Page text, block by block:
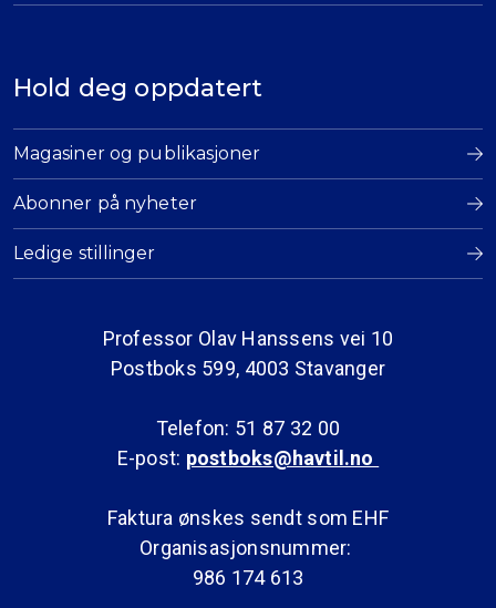
Hold deg oppdatert
Magasiner og publikasjoner
Abonner på nyheter
Ledige stillinger
Professor Olav Hanssens vei 10
Postboks 599, 4003 Stavanger
Telefon: 51 87 32 00
E-post: postboks@havtil.no
Faktura ønskes sendt som EHF
Organisasjonsnummer:
986 174 613